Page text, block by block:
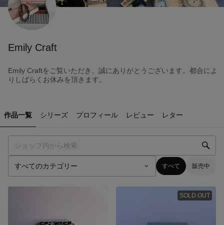
Emily Craft
Emily Craftをご覧いただき、誠にありがとうございます。都合によ
りしばらくお休みを頂きます。
作品一覧 シリーズ プロフィール レビュー レター
すべて 販売中
SOLD OUT